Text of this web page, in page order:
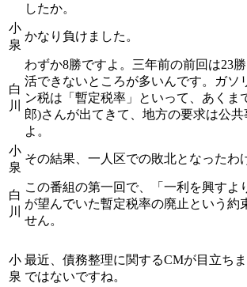
したか。
小
泉
かなり負けました。
白
川
わずか8勝ですよ。三年前の前回は23
活できないところが多いんです。ガソ
ン税は「暫定税率」といって、あく
郎)さんが出てきて、地方の要求は公
よ。
小
泉
その結果、一人区での敗北となったわ
白
川
この番組の第一回で、「一利を興す
が望んでいた暫定税率の廃止という
せん。
小
泉
最近、債務整理に関するCMが目立ち
ではないですね。